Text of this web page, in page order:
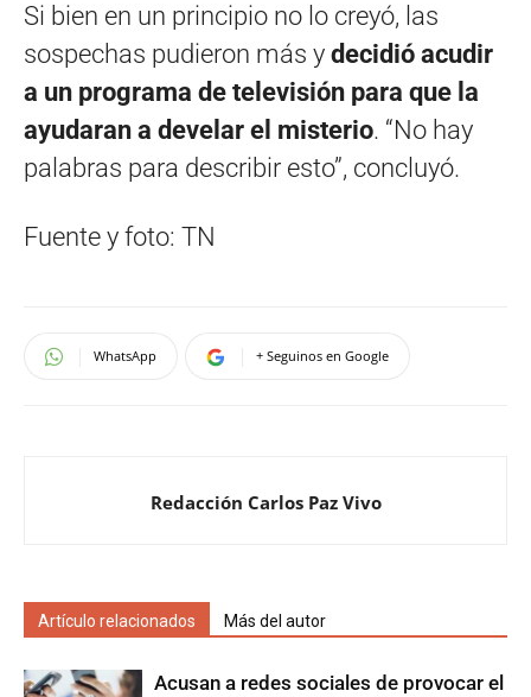
Si bien en un principio no lo creyó, las
sospechas pudieron más y decidió acudir
a un programa de televisión para que la
ayudaran a develar el misterio. “No hay
palabras para describir esto”, concluyó.
Fuente y foto: TN
WhatsApp + Seguinos en Google
Redacción Carlos Paz Vivo
Artículo relacionados Más del autor
Acusan a redes sociales de provocar el